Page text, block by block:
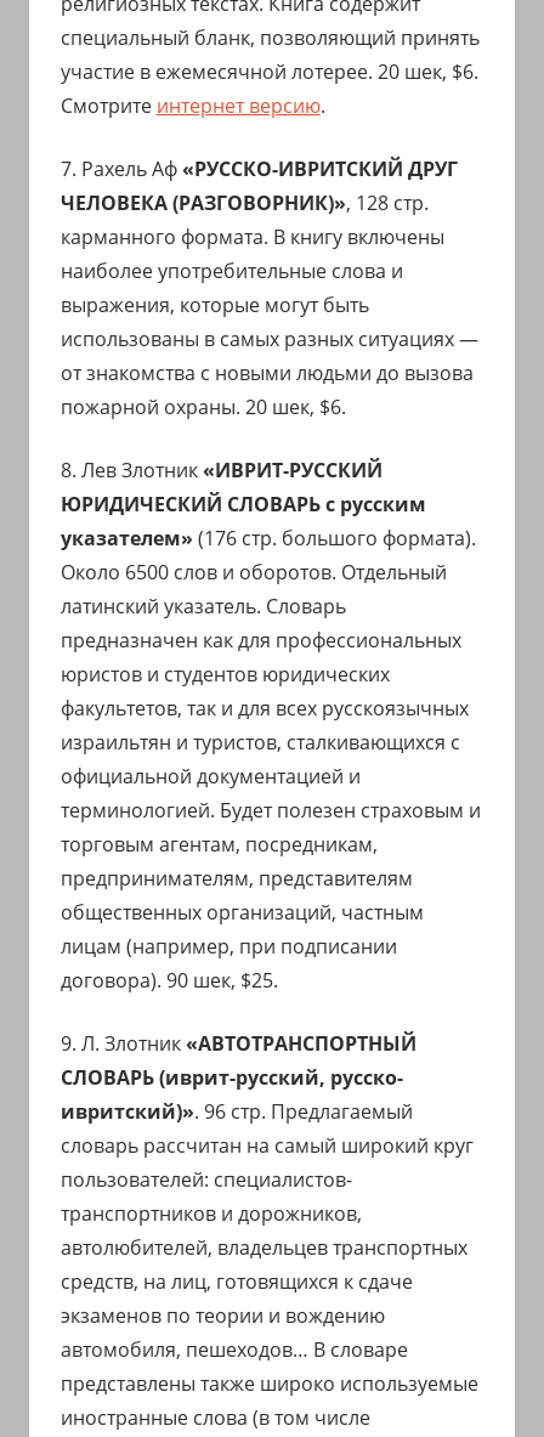
специальный бланк, позволяющий принять
участие в ежемесячной лотерее. 20 шек, $6.
Смотрите интернет версию.
7. Рахель Аф«РУССКО-ИВРИТСКИЙ ДРУГ
ЧЕЛОВЕКА (РАЗГОВОРНИК)», 128 стр.
карманного формата. В книгу включены
наиболее употребительные слова и
выражения, которые могут быть
использованы в самых разных ситуациях —
от знакомства с новыми людьми до вызова
пожарной охраны. 20 шек, $6.
8. Лев Злотник«ИВРИТ-РУССКИЙ
ЮРИДИЧЕСКИЙ СЛОВАРЬ с русским
указателем» (176 стр. большого формата).
Около 6500 слов и оборотов. Отдельный
латинский указатель. Словарь
предназначен как для профессиональных
юристов и студентов юридических
факультетов, так и для всех русскоязычных
израильтян и туристов, сталкивающихся с
официальной документацией и
терминологией. Будет полезен страховым и
торговым агентам, посредникам,
предпринимателям, представителям
общественных организаций, частным
лицам (например, при подписании
договора). 90 шек, $25.
9. Л. Злотник«АВТОТРАНСПОРТНЫЙ
СЛОВАРЬ (иврит-русский, русско-
ивритский)». 96 стр. Предлагаемый
словарь рассчитан на самый широкий круг
пользователей: специалистов-
транспортников и дорожников,
автолюбителей, владельцев транспортных
средств, на лиц, готовящихся к сдаче
экзаменов по теории и вождению
автомобиля, пешеходов… В словаре
представлены также широко используемые
иностранные слова (в том числе